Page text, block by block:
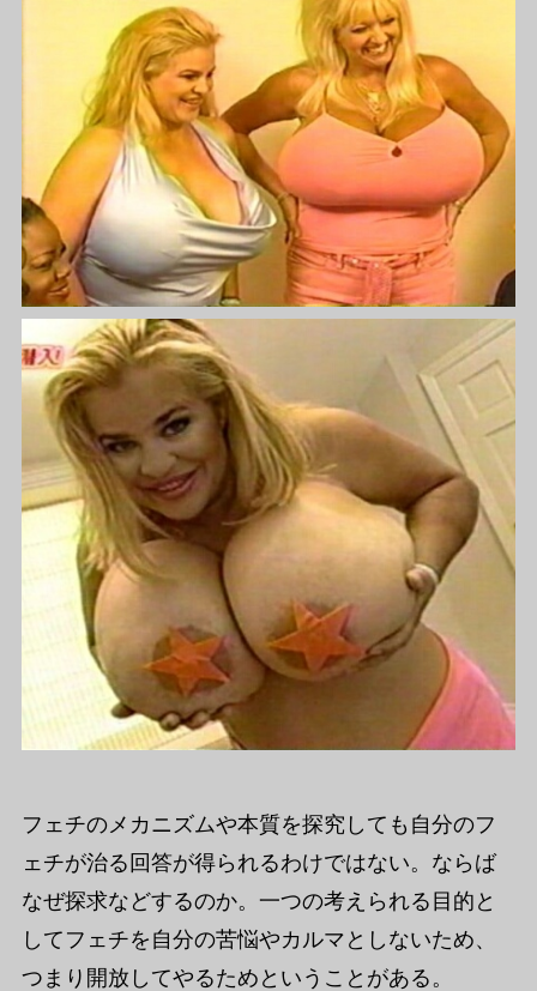
フェチのメカニズムや本質を探究しても自分のフ
ェチが治る回答が得られるわけではない。ならば
なぜ探求などするのか。一つの考えられる目的と
してフェチを自分の苦悩やカルマとしないため、
つまり開放してやるためということがある。